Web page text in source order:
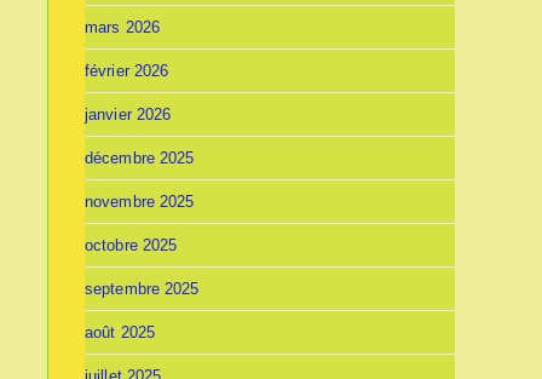
mars 2026
février 2026
janvier 2026
décembre 2025
novembre 2025
octobre 2025
septembre 2025
août 2025